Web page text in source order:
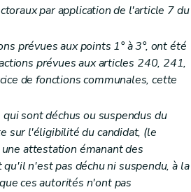
par application de l'article 7 du
prévues aux points 1° à 3°, ont été
prévues aux articles 240, 241,
de fonctions communales, cette
sont déchus ou suspendus du
sur l'éligibilité du candidat, (le
attestation émanant des
n'est pas déchu ni suspendu, à la
ces autorités n'ont pas